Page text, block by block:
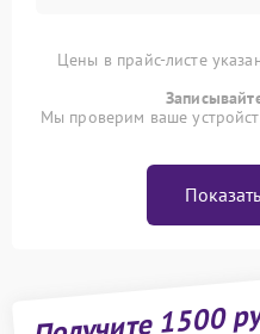
Цены в прайс-листе
Мы проверим ваше
Получите 1500